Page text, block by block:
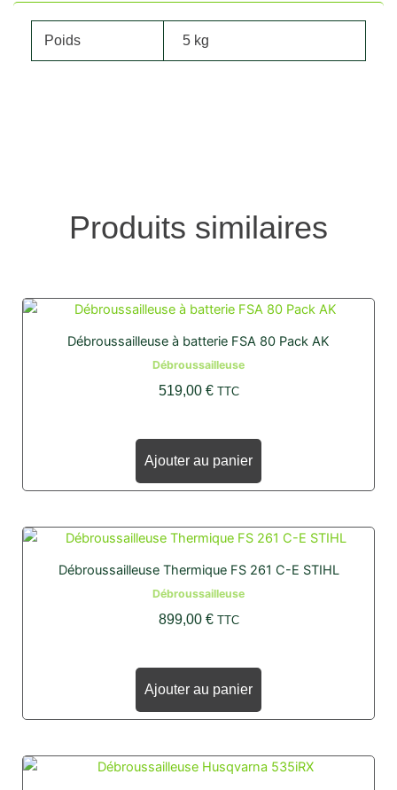
Poids 5 kg
Produits similaires
Débroussailleuse à batterie FSA 80 Pack AK
Débroussailleuse
519,00 € TTC
Ajouter au panier
Débroussailleuse Thermique FS 261 C-E STIHL
Débroussailleuse
899,00 € TTC
Ajouter au panier